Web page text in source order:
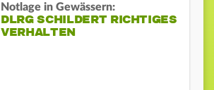
Notlage in Gewässern:
DLRG SCHILDERT RICHTIGES
VERHALTEN